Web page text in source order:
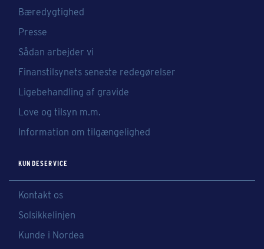
Bæredygtighed
Presse
Sådan arbejder vi
Finanstilsynets seneste redegørelser
Ligebehandling af gravide
Love og tilsyn m.m.
Information om tilgængelighed
KUNDESERVICE
Kontakt os
Solsikkelinjen
Kunde i Nordea